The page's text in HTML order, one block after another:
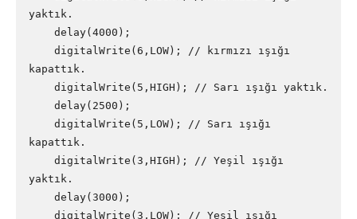
yaktık.
kapattık.
kapattık.
yaktık.